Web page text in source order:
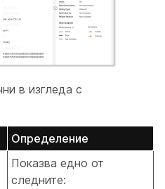
в изгледа с
Определение
Показва едно от
следните: